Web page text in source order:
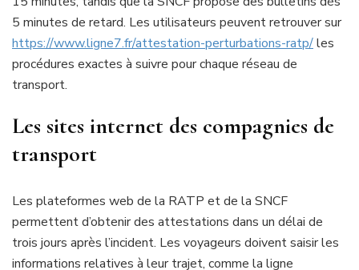
5 minutes de retard. Les utilisateurs peuvent retrouver sur
https://www.ligne7.fr/attestation-perturbations-ratp/les
procédures exactes à suivre pour chaque réseau de
transport.
Les sites internet des compagnies de
transport
Les plateformes web de la RATP et de la SNCF
permettent d’obtenir des attestations dans un délai de
trois jours après l’incident. Les voyageurs doivent saisir les
informations relatives à leur trajet, comme la ligne